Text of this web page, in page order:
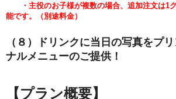
・主役のお子様が複数の場合、追加注文は1
能です。（別途料金）
（８）ドリンクに当日の写真をプ
ナルメニューのご提供！
【プラン概要】